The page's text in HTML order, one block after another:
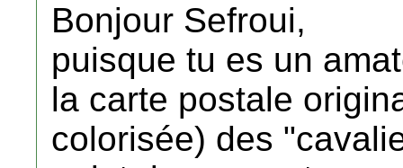
Bonjour Sefroui,
puisque tu es un
la carte postale
colorisée) des